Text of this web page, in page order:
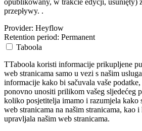
przepływy. .
Provider: Heyflow
Retention period: Permanent
Taboola
TTaboola koristi informacije prikupljene
web stranicama samo u vezi s našim
informacije kako bi sačuvala vaše
ponovno unositi prilikom vašeg sljedećeg
koliko posjetitelja imamo i razumjela kako
web stranicama na našim stranicama, kao
upravljala našim web stranicama.